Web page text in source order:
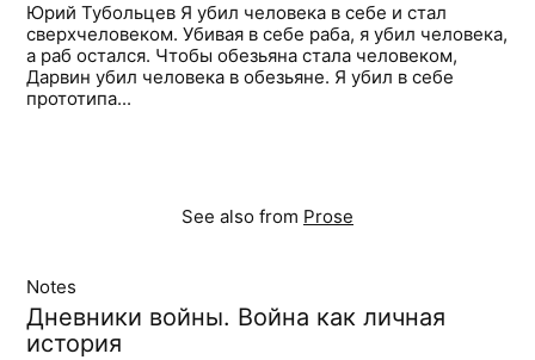
Юрий Тубольцев Я убил человека в себе и стал
сверхчеловеком. Убивая в себе раба, я убил человека,
а раб остался. Чтобы обезьяна стала человеком,
Дарвин убил человека в обезьяне. Я убил в себе
прототипа...
See also from Prose
Notes
Дневники войны. Война как личная
история